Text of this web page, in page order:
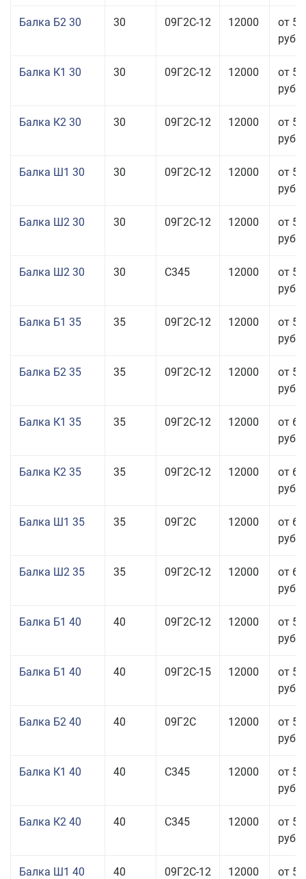
Балка Б2 30 30 09Г2С-12 12000
от
руб.
Балка К1 30 30 09Г2С-12 12000
от
руб.
Балка К2 30 30 09Г2С-12 12000
от
руб.
Балка Ш1 30 30 09Г2С-12 12000
от
руб.
Балка Ш2 30 30 09Г2С-12 12000
от
руб.
Балка Ш2 30 30 С345 12000
от
руб.
Балка Б1 35 35 09Г2С-12 12000
от
руб.
Балка Б2 35 35 09Г2С-12 12000
от
руб.
Балка К1 35 35 09Г2С-12 12000
от
руб.
Балка К2 35 35 09Г2С-12 12000
от
руб.
Балка Ш1 35 35 09Г2С 12000
от
руб.
Балка Ш2 35 35 09Г2С-12 12000
от
руб.
Балка Б1 40 40 09Г2С-12 12000
от
руб.
Балка Б1 40 40 09Г2С-15 12000
от
руб.
Балка Б2 40 40 09Г2С 12000
от
руб.
Балка К1 40 40 С345 12000
от
руб.
Балка К2 40 40 С345 12000
от
руб.
Балка Ш1 40 40 09Г2С-12 12000
от